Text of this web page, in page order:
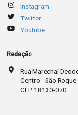
Instagram
Twitter
Youtube
Redação
Rua Marechal
Centro - São Roque
CEP 18130-070